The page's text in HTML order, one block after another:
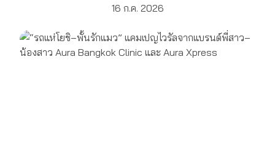
16 ก.ค. 2026